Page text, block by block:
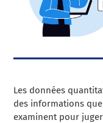
Les données
des informations
examinent pour